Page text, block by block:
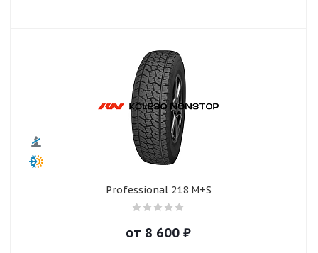
Professional 218 M+S
от 8 600 ₽